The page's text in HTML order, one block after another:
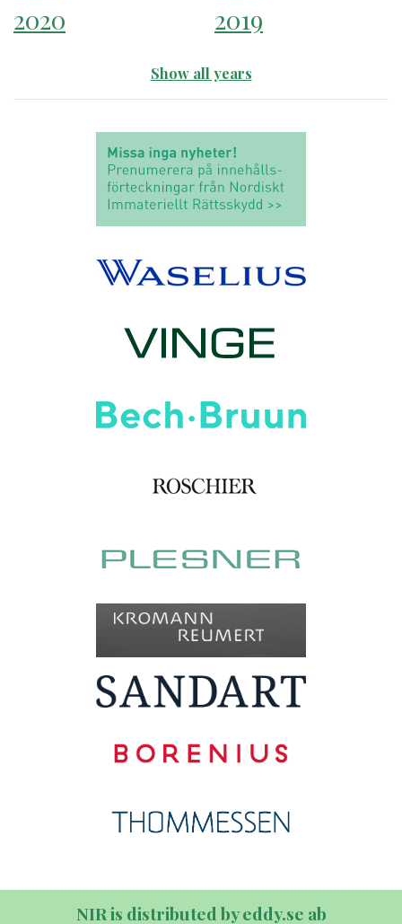
2020
2019
Show all years
NIR is distributed by eddy.se ab